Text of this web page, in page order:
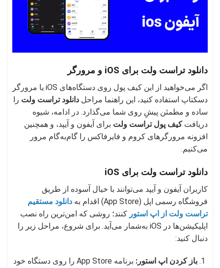
دانلود تراست ولت برای iOS و مرورگر
اگر می‌خواهید از این کیف پول روی دستگاه‌های iOS یا مرورگر
دسکتاپ استفاده کنید، این راهنما مراحل دانلود تراست ولت را
ساده و مطمئن پیشِ روی شما می‌گذارد. در ادامه، شیوه
دریافتکیف پول تراست ولت برای آیفون و آیپد، و همچنین
افزونه مرورگرهای کروم و فایرفاکس را گام‌به‌گام مرور
می‌کنیم.
دانلود تراست ولت برای iOS
کاربران آیفون و آیپد می‌توانند با خیال آسوده از طریق
فروشگاه رسمی اپل (App Store) اقدام به
دانلود مستقیم
تراست ولت از اپ استور کنند؛ روشی که امن‌ترین راه نصب
اپلیکیشن‌ها در iOS به‌شمار می‌آید. برای شروع، مراحل زیر را
دنبال کنید:
باز کردن اپ استور:
برنامه App Store را روی دستگاه خود